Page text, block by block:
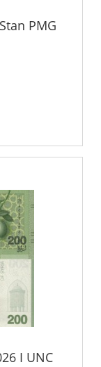
PMG
I UNC